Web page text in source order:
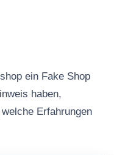
ein Fake Shop
haben,
Erfahrungen